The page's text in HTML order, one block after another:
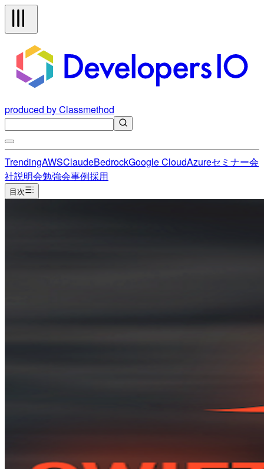
produced by Classmethod
TrendingAWSClaudeBedrockGoogle CloudAzureセミナー会
社説明会勉強会事例採用
目次